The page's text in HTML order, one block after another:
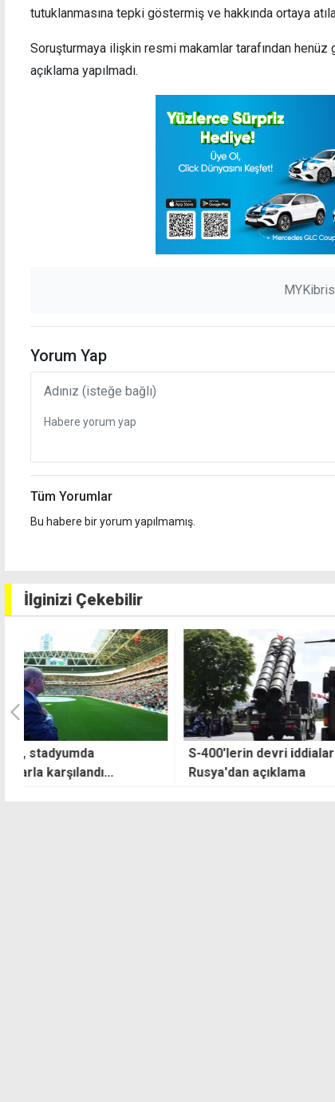
tutuklanmasına tepki göstermiş ve hakkında ortaya
Soruşturmaya ilişkin resmi makamlar tarafından henüz
açıklama yapılmadı.
Yorum Yap
Tüm Yorumlar
Bu habere bir yorum yapılmamış.
İlginizi Çekebilir
S-400'lerin devri iddialarına
Rusya'dan açıklama
Tüplü dalış
tehlikesi